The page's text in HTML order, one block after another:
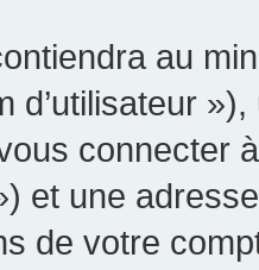
au
d’utilisateur
connecter
et une
de votre